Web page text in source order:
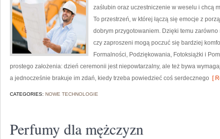
zaślubin oraz uczestniczenie w weselu i chcą
To przestrzeń, w której łączą się emocje z
dobrym przygotowaniem. Dzięki temu
czy zaproszeni mogą poczuć się bardziej
Formalności, Podziękowania, Fotoksiążki i
prostego założenia: dzień ceremonii jest niepowtarzalny, ale też bywa
a jednocześnie brakuje im zdań, kiedy trzeba powiedzieć coś serdecznego [
CATEGORIES: NOWE TECHNOLOGIE
Perfumy dla mężczyzn